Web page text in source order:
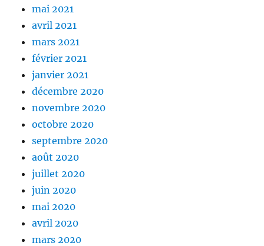
mai 2021
avril 2021
mars 2021
février 2021
janvier 2021
décembre 2020
novembre 2020
octobre 2020
septembre 2020
août 2020
juillet 2020
juin 2020
mai 2020
avril 2020
mars 2020